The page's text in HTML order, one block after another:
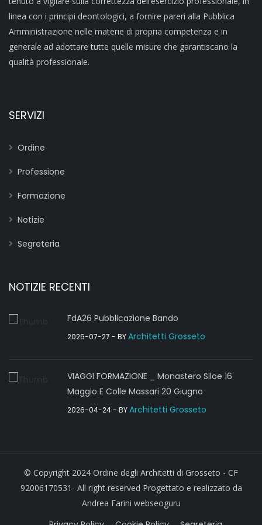
linea con i principi deontologici, a fornire pareri alla Pubblica
Amministrazione nelle materie di propria competenza e in
generale ad adottare tutte quelle misure che garantiscano la
qualità professionale.
SERVIZI
Ordine
Professione
Formazione
Notizie
Segreteria
NOTIZIE RECENTI
FdA26 Pubblicazione Bando
2026-07-27 - BYArchitetti Grosseto
VIAGGI FORMAZIONE _ Monastero Siloe 16
Maggio E Colle Massari 20 Giugno
2026-04-24- BYArchitetti Grosseto
© Copyright 2024 Ordine degli Architetti di Grosseto - CF
92006170531- All right reserved Progettato e realizzato da
Andrea Farini webseoguru